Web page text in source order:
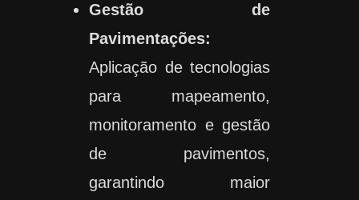
Gestão de
Pavimentações:
Aplicação de tecnologias
para mapeamento,
monitoramento e gestão
de pavimentos,
garantindo maior